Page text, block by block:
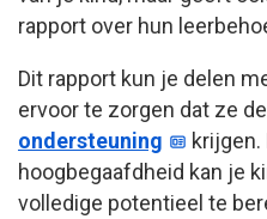
rapport over hun
Dit rapport kun je delen
ervoor te zorgen dat ze
ondersteuning
krijgen.
hoogbegaafdheid kan je
volledige potentieel te